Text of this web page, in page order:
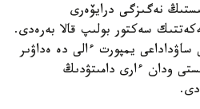
نەگىزگى درايۆەرى
سەكتور بولىپ قالا بەرەدى.
ساۋداداعى يمپورت ءالى دە ەداۋىر
ودان ءارى دامىتۋدىڭ